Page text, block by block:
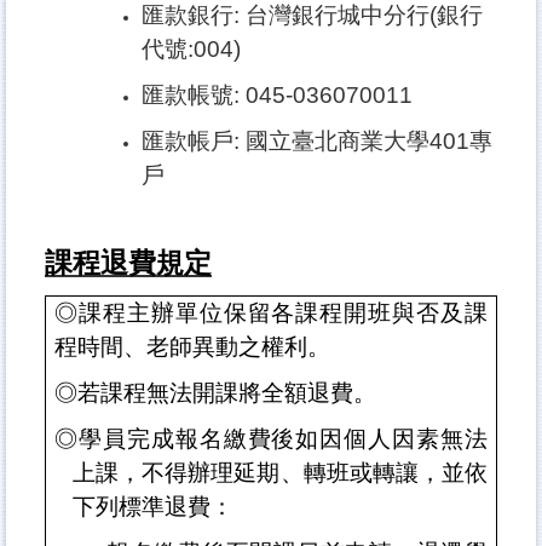
匯款銀行: 台灣銀行城中分行(銀行
代號:004)
匯款帳號: 045-036070011
匯款帳戶: 國立臺北商業大學401專
戶
課程退費規定
◎課程主辦單位保留各課程開班與否及課
程時間、老師異動之權利。
◎若課程無法開課將全額退費。
◎學員完成報名繳費後如因個人因素無法
上課，不得辦理延期、轉班或轉讓，並依
下列標準退費：